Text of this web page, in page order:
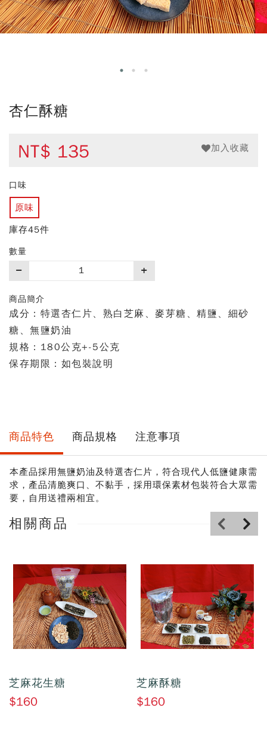
杏仁酥糖
NT$ 135 加入收藏
口味
原味
庫存45件
數量
買
數
量
商品簡介
成分：特選杏仁片、熟白芝麻、麥芽糖、精鹽、細砂
糖、無鹽奶油
規格：180公克+-5公克
保存期限：如包裝說明
商品特色 商品規格 注意事項
本產品採用無鹽奶油及特選杏仁片，符合現代人低鹽健康需
求，產品清脆爽口、不黏手，採用環保素材包裝符合大眾需
要，自用送禮兩相宜。
相關商品
芝麻花生糖
$160
芝麻酥糖
$160